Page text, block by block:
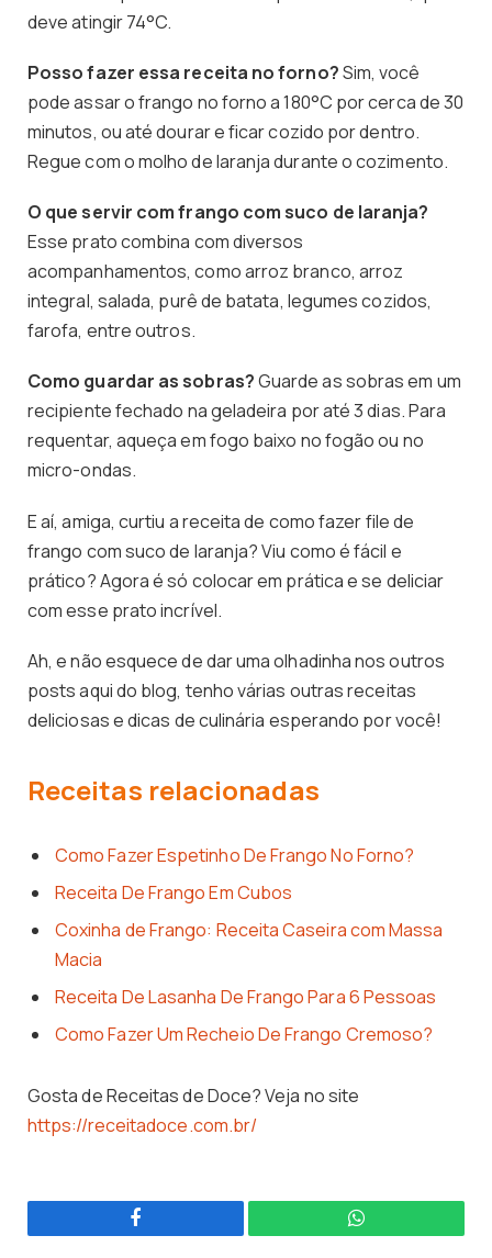
deve atingir 74°C.
Posso fazer essa receita no forno?Sim, você
pode assar o frango no forno a 180°C por cerca de 30
minutos, ou até dourar e ficar cozido por dentro.
Regue com o molho de laranja durante o cozimento.
O que servir com frango com suco de laranja?
Esse prato combina com diversos
acompanhamentos, como arroz branco, arroz
integral, salada, purê de batata, legumes cozidos,
farofa, entre outros.
Como guardar as sobras?Guarde as sobras em um
recipiente fechado na geladeira por até 3 dias. Para
requentar, aqueça em fogo baixo no fogão ou no
micro-ondas.
E aí, amiga, curtiu a receita de como fazer file de
frango com suco de laranja? Viu como é fácil e
prático? Agora é só colocar em prática e se deliciar
com esse prato incrível.
Ah, e não esquece de dar uma olhadinha nos outros
posts aqui do blog, tenho várias outras receitas
deliciosas e dicas de culinária esperando por você!
Receitas relacionadas
Como Fazer Espetinho De Frango No Forno?
Receita De Frango Em Cubos
Coxinha de Frango: Receita Caseira com Massa
Macia
Receita De Lasanha De Frango Para 6 Pessoas
Como Fazer Um Recheio De Frango Cremoso?
Gosta de Receitas de Doce? Veja no site
https://receitadoce.com.br/
Facebook WhatsApp